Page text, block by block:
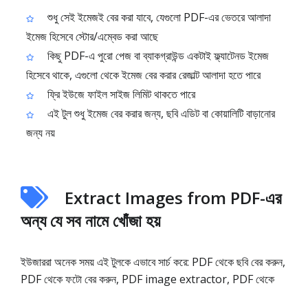
শুধু সেই ইমেজই বের করা যাবে, যেগুলো PDF-এর ভেতরে আলাদা
ইমেজ হিসেবে স্টোর/এম্বেড করা আছে
কিছু PDF-এ পুরো পেজ বা ব্যাকগ্রাউন্ড একটাই ফ্ল্যাটেনড ইমেজ
হিসেবে থাকে, এগুলো থেকে ইমেজ বের করার রেজাল্ট আলাদা হতে পারে
ফ্রি ইউজে ফাইল সাইজ লিমিট থাকতে পারে
এই টুল শুধু ইমেজ বের করার জন্য, ছবি এডিট বা কোয়ালিটি বাড়ানোর
জন্য নয়
Extract Images from PDF-এর
অন্য যে সব নামে খোঁজা হয়
ইউজাররা অনেক সময় এই টুলকে এভাবে সার্চ করে: PDF থেকে ছবি বের করুন,
PDF থেকে ফটো বের করুন, PDF image extractor, PDF থেকে